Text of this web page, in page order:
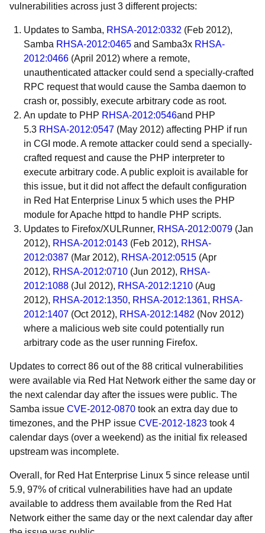
vulnerabilities across just 3 different projects:
Updates to Samba, RHSA-2012:0332 (Feb 2012),
Samba RHSA-2012:0465 and Samba3x RHSA-
2012:0466 (April 2012) where a remote,
unauthenticated attacker could send a specially-crafted
RPC request that would cause the Samba daemon to
crash or, possibly, execute arbitrary code as root.
An update to PHP RHSA-2012:0546and PHP
5.3 RHSA-2012:0547 (May 2012) affecting PHP if run
in CGI mode. A remote attacker could send a specially-
crafted request and cause the PHP interpreter to
execute arbitrary code. A public exploit is available for
this issue, but it did not affect the default configuration
in Red Hat Enterprise Linux 5 which uses the PHP
module for Apache httpd to handle PHP scripts.
Updates to Firefox/XULRunner, RHSA-2012:0079 (Jan
2012), RHSA-2012:0143 (Feb 2012), RHSA-
2012:0387 (Mar 2012), RHSA-2012:0515 (Apr
2012), RHSA-2012:0710 (Jun 2012), RHSA-
2012:1088 (Jul 2012), RHSA-2012:1210 (Aug
2012), RHSA-2012:1350, RHSA-2012:1361, RHSA-
2012:1407 (Oct 2012), RHSA-2012:1482 (Nov 2012)
where a malicious web site could potentially run
arbitrary code as the user running Firefox.
Updates to correct 86 out of the 88 critical vulnerabilities
were available via Red Hat Network either the same day or
the next calendar day after the issues were public. The
Samba issue CVE-2012-0870 took an extra day due to
timezones, and the PHP issue CVE-2012-1823 took 4
calendar days (over a weekend) as the initial fix released
upstream was incomplete.
Overall, for Red Hat Enterprise Linux 5 since release until
5.9, 97% of critical vulnerabilities have had an update
available to address them available from the Red Hat
Network either the same day or the next calendar day after